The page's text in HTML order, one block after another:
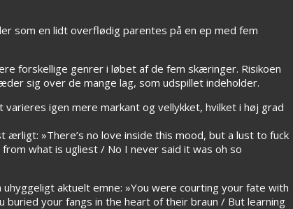
som en lidt overflødig parentes på en ep med fem
forskellige genrer i løbet af de fem skæringer. Risikoen
sig over de mange lag, som udspillet indeholder.
igen mere markant og vellykket, hvilket i høj grad
»There’s no love inside this mood, but a lust to fuck
what is ugliest / No I never said it was oh so
aktuelt emne: »You were courting your fate with
buried your fangs in the heart of their braun / But learning